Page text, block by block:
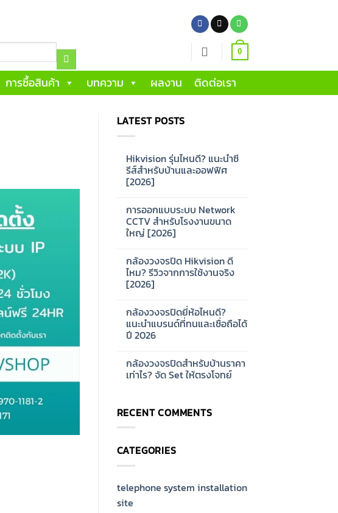
0
การซื้อสินค้า บทความ ผลงาน ติดต่อเรา
LATEST POSTS
Hikvision รุ่นไหนดี? แนะนำซี
รีส์สำหรับบ้านและออฟฟิศ
[2026]
on
Hikvision
รุ่น
ไหน
ซี
รีส์
สำหรับ
บ้าน
และ
การออกแบบระบบ Network
CCTV สำหรับโรงงานขนาด
ใหญ่ [2026]
on
การ
ออกแบบ
ระบบ
สำหรับ
โรงงาน
ขนาด
ใหญ่
[2026]
กล้องวงจรปิด Hikvision ดี
ไหม? รีวิวจากการใช้งานจริง
[2026]
on
กล้อง
วงจรปิด
Hikvision
รีวิว
จาก
การ
[2026]
กล้องวงจรปิดยี่ห้อไหนดี?
แนะนำแบรนด์ที่ทนและเชื่อถือได้
ปี 2026
on
กล้อง
วงจรปิด
แนะนำ
แบรนด์
ที่
เชื่อ
ได้
กล้องวงจรปิดสำหรับบ้านราคา
เท่าไร? จัด Set ให้ตรงโจทย์
กล้อง
วงจรปิด
สำหรับ
เท่าไร?
Set
โจทย์
RECENT COMMENTS
CATEGORIES
telephone system installation
site